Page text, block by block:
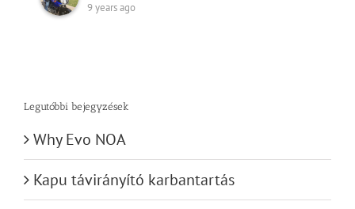
9 years ago
Legutóbbi bejegyzések
Why Evo NOA
Kapu távirányító karbantartás